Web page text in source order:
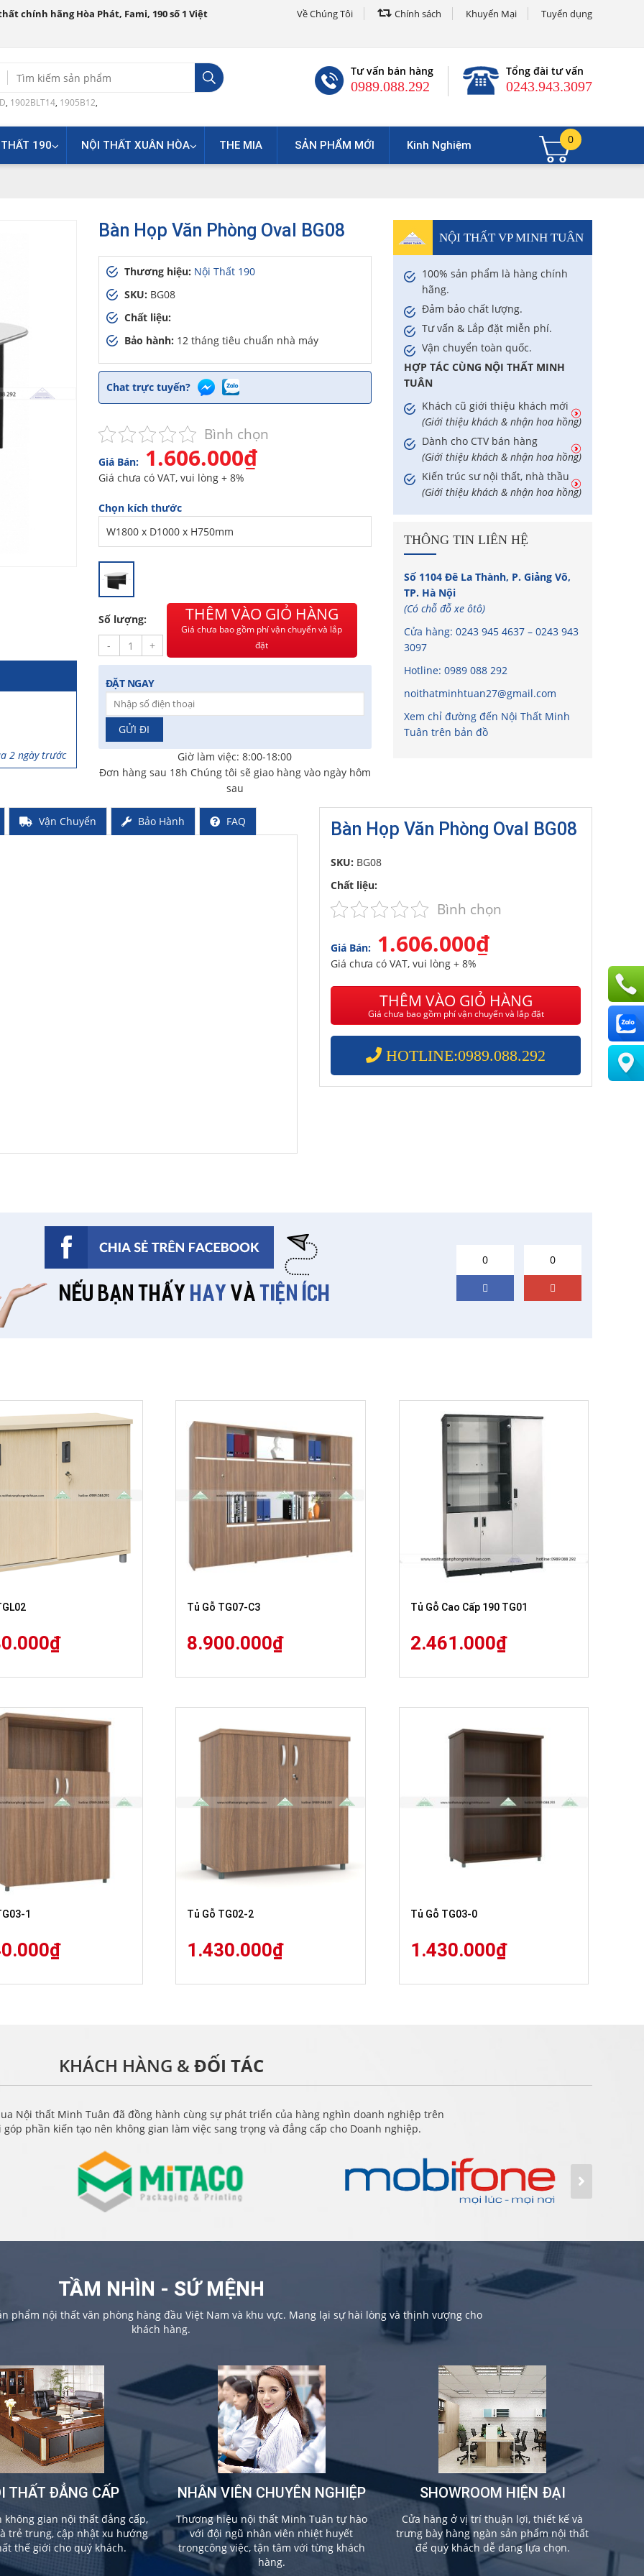
chính hãng Hòa Phát, Fami, 190 số 1 Việt
Về Chúng Tôi Chính sách Khuyến Mại Tuyển dụng
for:
, 1902BLT14, 1905B12,
Tư vấn bán hàng
0989.088.292
Tổng đài tư vấn
0243.943.3097
190 NỘI THẤT XUÂN HÒA THE MIA SẢN PHẨM MỚI Kinh Nghiệm 0
trước
2 ngày trước
mua 3 ngày
trước
2 ngày trước
Bàn Họp Văn Phòng Oval BG08
Thương hiệu: Nội Thất 190
SKU: BG08
Chất liệu:
Bảo hành: 12 tháng tiêu chuẩn nhà máy
Chat trực tuyến?
Bình chọn
Giá Bán: 1.606.000₫
Giá chưa có VAT, vui lòng + 8%
Chọn kích thước
Số lượng:
-
+
THÊM VÀO GIỎ HÀNG
Giá chưa bao gồm phí vận chuyển và lắp
đặt
ĐẶT NGAY
Giờ làm việc: 8:00-18:00
Đơn hàng sau 18h Chúng tôi sẽ giao hàng vào ngày hôm
sau
NỘI THẤT VP MINH TUÂN
100% sản phẩm là hàng chính
hãng.
Đảm bảo chất lượng.
Tư vấn & Lắp đặt miễn phí.
Vận chuyển toàn quốc.
HỢP TÁC CÙNG NỘI THẤT MINH
TUÂN
Khách cũ giới thiệu khách mới
(Giới thiệu khách & nhận hoa hồng)
Dành cho CTV bán hàng
(Giới thiệu khách & nhận hoa hồng)
Kiến trúc sư nội thất, nhà thầu
(Giới thiệu khách & nhận hoa hồng)
THÔNG TIN LIÊN HỆ
Số 1104 Đê La Thành, P. Giảng Võ,
TP. Hà Nội
(Có chỗ đỗ xe ôtô)
Cửa hàng: 0243 945 4637– 0243 943
3097
Hotline: 0989 088 292
noithatminhtuan27@gmail.com
Xem chỉ đường đến Nội Thất Minh
Tuân trên bản đồ
Vận Chuyển Bảo Hành FAQ Bàn Họp Văn Phòng Oval BG08
SKU: BG08
Chất liệu:
Bình chọn
Giá Bán: 1.606.000₫
Giá chưa có VAT, vui lòng + 8%
THÊM VÀO GIỎ HÀNG
Giá chưa bao gồm phí vận chuyển và lắp đặt
HOTLINE:0989.088.292
0 0
₫
Tủ Gỗ TG07-C3
8.900.000₫
Tủ Gỗ Cao Cấp 190 TG01
2.461.000₫
1
₫
Tủ Gỗ TG02-2
1.430.000₫
Tủ Gỗ TG03-0
1.430.000₫
KHÁCH HÀNG &ĐỐI TÁC
Nội thất Minh Tuân đã đồng hành cùng sự phát triển của hàng nghìn doanh nghiệp trên
phần kiến tạo nên không gian làm việc sang trọng và đẳng cấp cho Doanh nghiệp.
TẦM NHÌN - SỨ MỆNH
phẩm nội thất văn phòng hàng đầu Việt Nam và khu vực. Mang lại sự hài lòng và thịnh vượng cho
khách hàng.
THẤT ĐẲNG CẤP
không gian nội thất đẳng cấp,
trẻ trung, cập nhật xu hướng
thế giới cho quý khách.
NHÂN VIÊN CHUYÊN NGHIỆP
Thương hiệu nội thất Minh Tuân tự hào
với đội ngũ nhân viên nhiệt huyết
trongcông việc, tận tâm với từng khách
hàng.
SHOWROOM HIỆN ĐẠI
Cửa hàng ở vị trí thuận lợi, thiết kế và
trưng bày hàng ngàn sản phẩm nội thất
để quý khách dễ dang lựa chọn.